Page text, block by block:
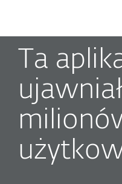
Ta